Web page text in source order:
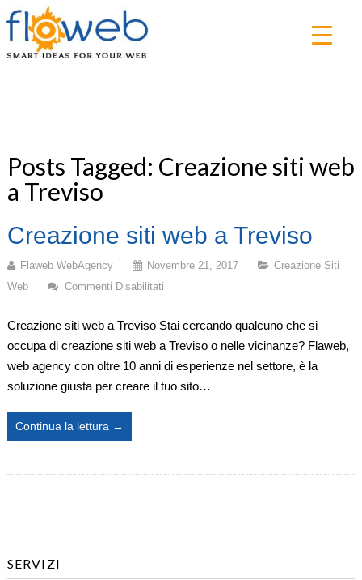
Posts Tagged: Creazione siti web
a Treviso
Creazione siti web a Treviso
Flaweb WebAgency Novembre 21, 2017
Creazione Siti
Web
Commenti Disabilitati
Siti
Web
A
Treviso
Creazione siti web a Treviso Stai cercando qualcuno che si
occupa di creazione siti web a Treviso o nelle vicinanze? Flaweb,
web agency con oltre 10 anni di esperienze nel settore, è la
soluzione giusta per creare il tuo sito…
Continua la lettura →
SERVIZI